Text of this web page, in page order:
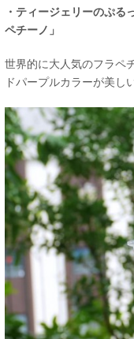
・ティージェリーのぷ
ペチーノ」
世界的に大人気のフラペ
ドパープルカラーが美し